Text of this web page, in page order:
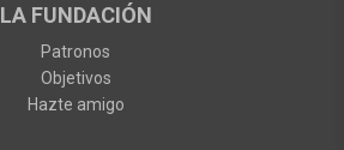
LA FUNDACIÓN
Patronos
Objetivos
Hazte amigo